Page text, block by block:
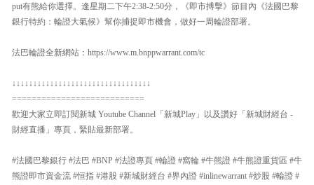
put有熊給你選擇。逢星期二下午2:38-2:50分，《即市搏擊》節目內《法國巴黎
銀行特約：輪證大氣候》幫你捕捉即市機會，做好一周輪證部署。
法巴輪證全新網站：https://www.m.bnppwarrant.com/tc
↓↓↓↓↓↓↓↓↓↓↓↓↓↓↓↓↓↓↓↓↓↓↓↓↓↓↓↓↓↓↓↓↓
===========================
歡迎大家立即訂閱新城 Youtube Channel「新城Play」以及讚好「新城財經台 -
財經直播」專頁，緊貼最新部署。
#法國巴黎銀行 #法巴 #BNP #法證專頁 #輪證 #窩輪 #牛熊證 #牛熊證重貨區 #牛
熊證即市資金流 #恒指 #港股 #新城財經台 #界內證 #inlinewarrant #炒股 #輪證 #